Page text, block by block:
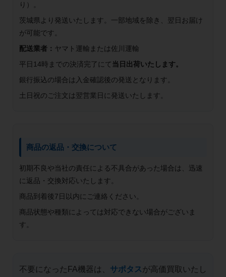
り）。
茨城県より発送いたします。一部地域を除き、翌日お届け
が可能です。
配送業者： ヤマト運輸または佐川運輸
平日14時までの決済完了にて当日出荷いたします。
銀行振込の場合は入金確認後の発送となります。
土日祝のご注文は翌営業日に発送いたします。
商品の返品・交換について
初期不良や当社の責任による不具合があった場合は、迅速
に返品・交換対応いたします。
商品到着後7日以内にご連絡ください。
商品状態や種類によっては対応できない場合がございま
す。
不要になったFA機器は、 サポタスが高価買取いたし